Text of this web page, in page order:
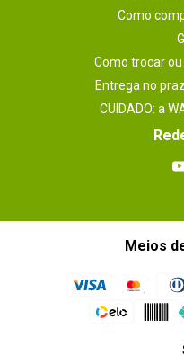
Como
Como trocar
Entrega no
CUIDADO: a
Meios